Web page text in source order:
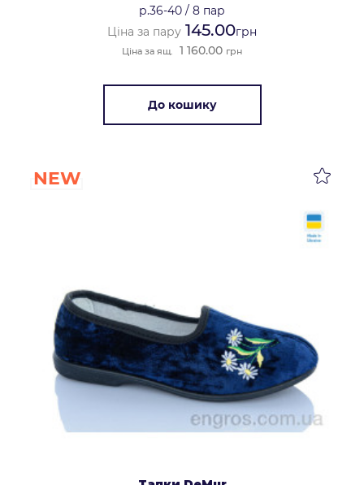
р.36-40 / 8 пар
Ціна за пару 145.00грн
Ціна за ящ. 1 160.00 грн
До кошику
NEW